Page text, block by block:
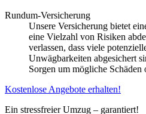
Rundum-Versicherung
Unsere Versicherung bietet
eine Vielzahl von Risiken
verlassen, dass viele
Unwägbarkeiten abgesichert
Sorgen um mögliche Schäden
Kostenlose Angebote erhalten!
Ein stressfreier Umzug – garantiert!